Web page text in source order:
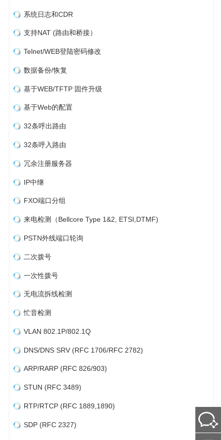
系统日志和CDR
支持NAT (路由和桥接）
Telnet/WEB登陆密码修改
数据备份/恢复
基于WEB/TFTP 固件升级
基于Web的配置
32条呼出路由
32条呼入路由
冗余注册服务器
IP中继
FXO端口分组
来电检测（Bellcore Type 1&2, ETSI,DTMF)
PSTN外线端口轮询
二次拨号
一次性拨号
无电流拆线检测
忙音检测
VLAN 802.1P/802.1Q
DNS/DNS SRV (RFC 1706/RFC 2782)
ARP/RARP (RFC 826/903)
STUN (RFC 3489)
RTP/RTCP (RFC 1889,1890)
SDP (RFC 2327)